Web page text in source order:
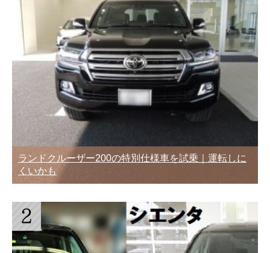
ランドクルーザー200の特別仕様車を試乗｜運転しに
くいかも